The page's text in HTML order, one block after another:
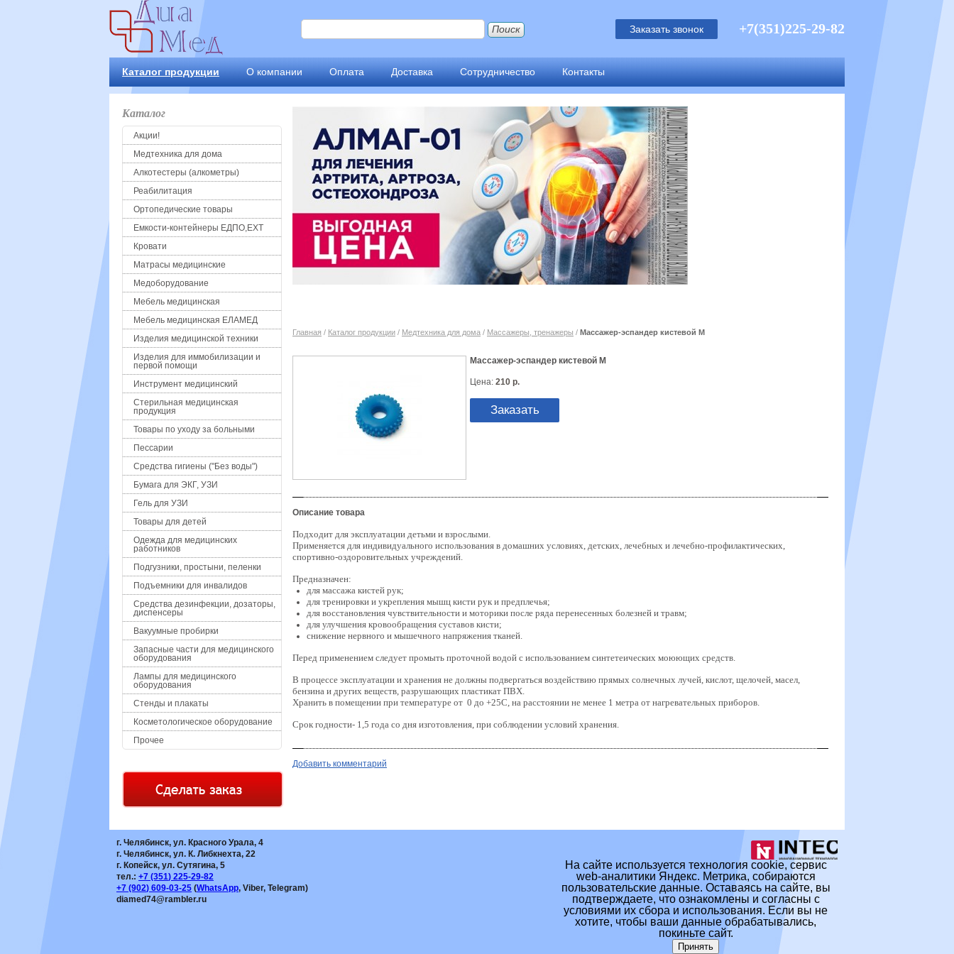
+7(351)225-29-82
Заказать звонок
Каталог продукции О компании Оплата Доставка Сотрудничество Контакты
Каталог
Акции!
Медтехника для дома
Алкотестеры (алкометры)
Реабилитация
Ортопедические товары
Емкости-контейнеры ЕДПО,ЕХТ
Кровати
Матрасы медицинские
Медоборудование
Мебель медицинская
Мебель медицинская ЕЛАМЕД
Изделия медицинской техники
Изделия для иммобилизации и
первой помощи
Инструмент медицинский
Стерильная медицинская
продукция
Товары по уходу за больными
Пессарии
Средства гигиены ("Без воды")
Бумага для ЭКГ, УЗИ
Гель для УЗИ
Товары для детей
Одежда для медицинских
работников
Подгузники, простыни, пеленки
Подъемники для инвалидов
Средства дезинфекции, дозаторы,
диспенсеры
Вакуумные пробирки
Запасные части для медицинского
оборудования
Лампы для медицинского
оборудования
Стенды и плакаты
Косметологическое оборудование
Прочее
Главная / Каталог продукции / Медтехника для дома / Массажеры, тренажеры / Массажер-эспандер кистевой М
Массажер-эспандер кистевой М
Цена: 210 р.
Заказать
Описание товара
Подходит для эксплуатации детьми и взрослыми.
Применяется для индивидуального использования в домашних условиях, детских, лечебных и лечебно-профилактических,
спортивно-оздоровительных учреждений.
Предназначен:
для массажа кистей рук;
для тренировки и укрепления мышц кисти рук и предплечья;
для восстановления чувствительности и моторики после ряда перенесенных болезней и травм;
для улучшения кровообращения суставов кисти;
снижение нервного и мышечного напряжения тканей.
Перед применением следует промыть проточной водой с использованием синтетеических моюющих средств.
В процессе эксплуатации и хранения не должны подвергаться воздействию прямых солнечных лучей, кислот, щелочей, масел,
бензина и других веществ, разрушающих пластикат ПВХ.
Хранить в помещении при температуре от 0 до +25С, на расстоянии не менее 1 метра от нагревательных приборов.
Срок годности- 1,5 года со дня изготовления, при соблюдении условий хранения.
Добавить комментарий
г. Челябинск, ул. Красного Урала, 4
г. Челябинск, ул. К. Либкнехта, 22
г. Копейск, ул. Сутягина, 5
тел.: +7 (351) 225-29-82
+7 (902) 609-03-25 (WhatsApp, Viber, Telegram)
diamed74@rambler.ru
На сайте используется технология cookie, сервис
web-аналитики Яндекс. Метрика, собираются
пользовательские данные. Оставаясь на сайте, вы
подтверждаете, что ознакомлены и согласны с
условиями их сбора и использования. Если вы не
хотите, чтобы ваши данные обрабатывались,
покиньте сайт.
Принять